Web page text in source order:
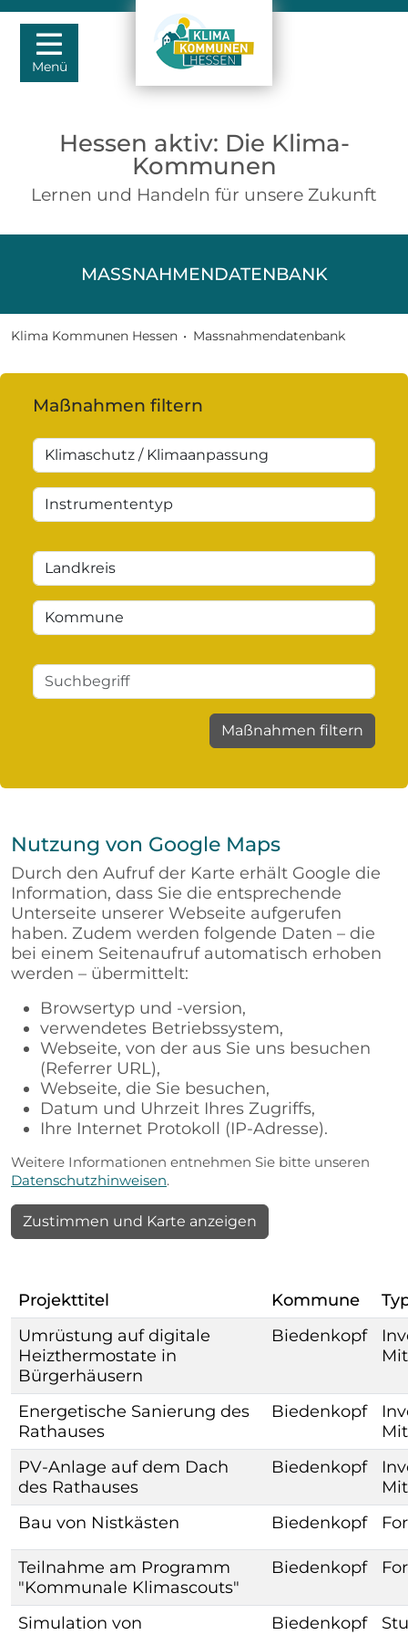
Menü
Hessen aktiv: Die Klima-
Kommunen
Lernen und Handeln für unsere Zukunft
MASSNAHMENDATENBANK
Klima Kommunen Hessen • Massnahmendatenbank
Maßnahmen filtern
Maßnahmen filtern
Nutzung von Google Maps
Durch den Aufruf der Karte erhält Google die
Information, dass Sie die entsprechende
Unterseite unserer Webseite aufgerufen
haben. Zudem werden folgende Daten – die
bei einem Seitenaufruf automatisch erhoben
werden – übermittelt:
Browsertyp und -version,
verwendetes Betriebssystem,
Webseite, von der aus Sie uns besuchen
(Referrer URL),
Webseite, die Sie besuchen,
Datum und Uhrzeit Ihres Zugriffs,
Ihre Internet Protokoll (IP-Adresse).
Weitere Informationen entnehmen Sie bitte unseren
Datenschutzhinweisen.
Zustimmen und Karte anzeigen
Projekttitel Kommune
Umrüstung auf digitale
Heizthermostate in
Bürgerhäusern
Biedenkopf
Energetische Sanierung des
Rathauses
Biedenkopf
PV-Anlage auf dem Dach
des Rathauses
Biedenkopf
Bau von Nistkästen
Biedenkopf
Teilnahme am Programm
"Kommunale Klimascouts"
Biedenkopf
Simulation von
Biedenkopf